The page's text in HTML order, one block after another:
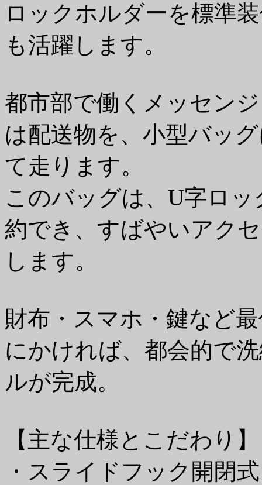
ロックホルダーを標準
も活躍します。
都市部で働くメッセン
は配送物を、小型バッ
て走ります。
このバッグは、U字ロ
約でき、すばやいアク
します。
財布・スマホ・鍵など
にかければ、都会的で
ルが完成。
【主な仕様とこだわり】
・スライドフック開閉式